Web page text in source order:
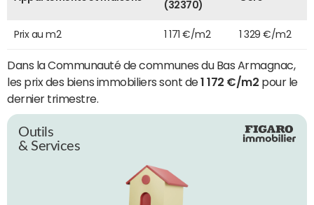
(32370)
Prix au m2 1 171 €/m2 1 329 €/m2
Dans la Communauté de communes du Bas Armagnac,
les prix des biens immobiliers sont de1 172 €/m2 pour le
dernier trimestre.
Outils
& Services